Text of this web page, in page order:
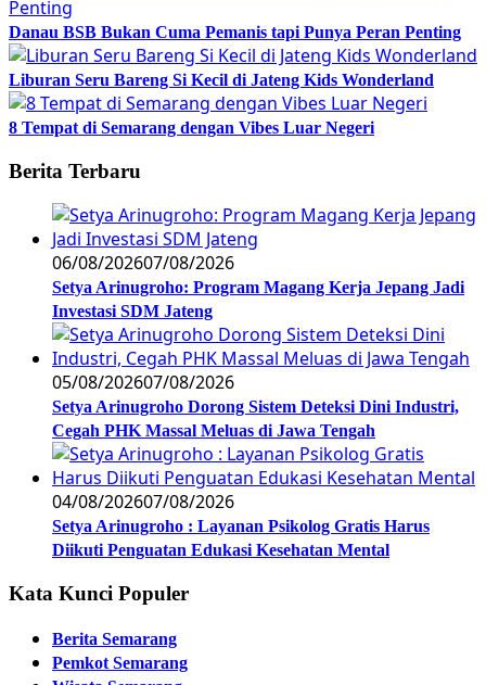
Danau BSB Bukan Cuma Pemanis tapi Punya Peran Penting
Liburan Seru Bareng Si Kecil di Jateng Kids Wonderland
8 Tempat di Semarang dengan Vibes Luar Negeri
Berita Terbaru
06/08/202607/08/2026
Setya Arinugroho: Program Magang Kerja Jepang Jadi
Investasi SDM Jateng
05/08/202607/08/2026
Setya Arinugroho Dorong Sistem Deteksi Dini Industri,
Cegah PHK Massal Meluas di Jawa Tengah
04/08/202607/08/2026
Setya Arinugroho : Layanan Psikolog Gratis Harus
Diikuti Penguatan Edukasi Kesehatan Mental
Kata Kunci Populer
Berita Semarang
Pemkot Semarang